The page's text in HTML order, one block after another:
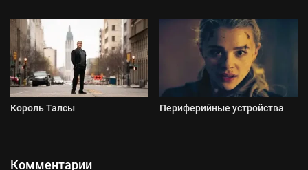
Король Талсы Периферийные устройства
Комментарии